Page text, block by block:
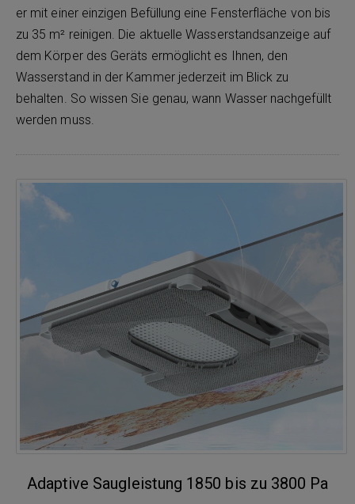
er mit einer einzigen Befüllung eine Fensterfläche von bis
zu 35 m² reinigen. Die aktuelle Wasserstandsanzeige auf
dem Körper des Geräts ermöglicht es Ihnen, den
Wasserstand in der Kammer jederzeit im Blick zu
behalten. So wissen Sie genau, wann Wasser nachgefüllt
werden muss.
Adaptive Saugleistung 1850 bis zu 3800 Pa